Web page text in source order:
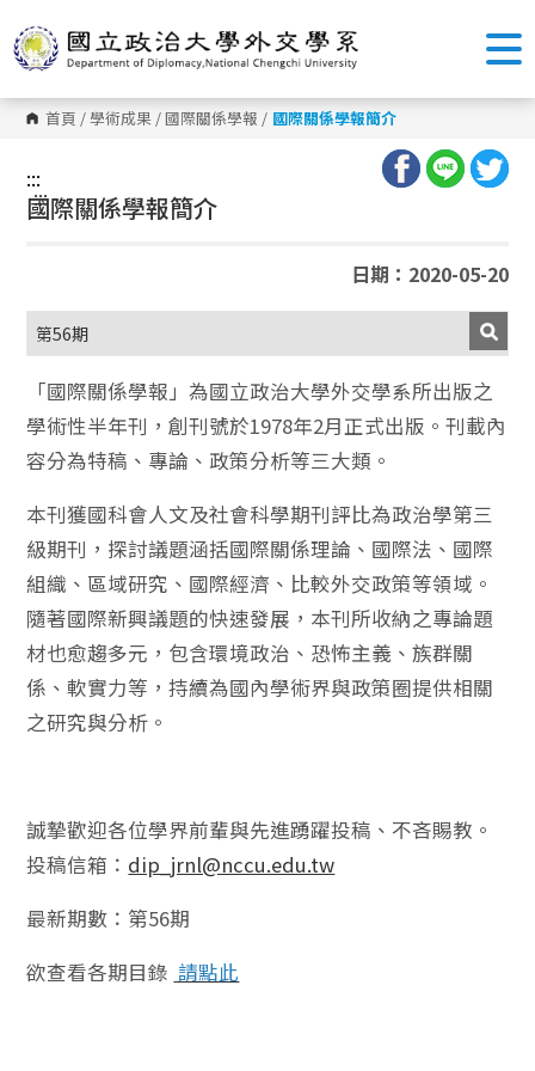
到
主
要
內
容
區 首頁 /學術成果 / 國際關係學報 / 國際關係學報簡介
:::
:::
國際關係學報簡介
日期：2020-05-20
第56期
「國際關係學報」為國立政治大學外交學系所出版之
學術性半年刊，創刊號於1978年2月正式出版。刊載內
容分為特稿、專論、政策分析等三大類。
本刊獲國科會人文及社會科學期刊評比為政治學第三
級期刊，探討議題涵括國際關係理論、國際法、國際
組織、區域研究、國際經濟、比較外交政策等領域。
隨著國際新興議題的快速發展，本刊所收納之專論題
材也愈趨多元，包含環境政治、恐怖主義、族群關
係、軟實力等，持續為國內學術界與政策圈提供相關
之研究與分析。
誠摯歡迎各位學界前輩與先進踴躍投稿、不吝賜教。
投稿信箱： dip_jrnl@nccu.edu.tw
最新期數：第56期
欲查看各期目錄 請點此